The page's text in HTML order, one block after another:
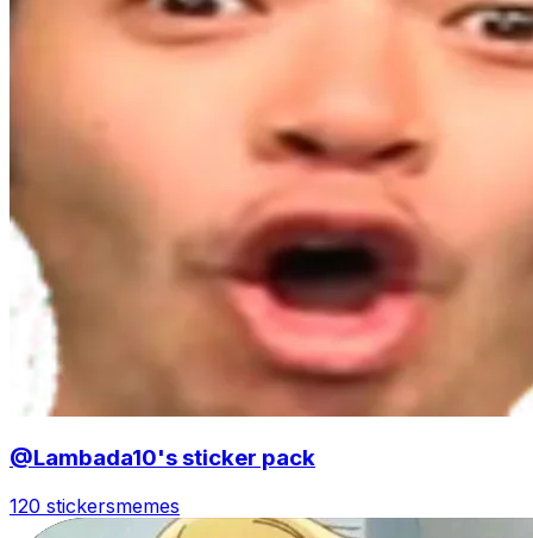
@Lambada10's sticker pack
120 stickersmemes